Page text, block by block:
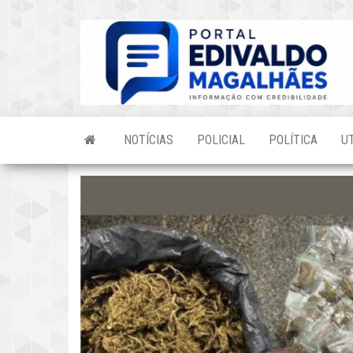
NOTÍCIAS POLICIAL POLÍTICA